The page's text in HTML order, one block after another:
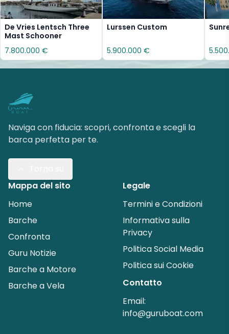
De Vries Lentsch Three
Mast Schooner
7.800.000 €
Lurssen Custom
5.900.000 €
Naviga con fiducia: scopri, confronta e scegli la
barca perfetta per te.
Mappa del sito
Home
Barche
Confronta
Guru Notizie
Barche a Motore
Barche a Vela
Legale
Termini e Condizioni
Informativa sulla
Privacy
Politica Social Media
Politica sui Cookie
Contatto
Email:
info@guruboat.com